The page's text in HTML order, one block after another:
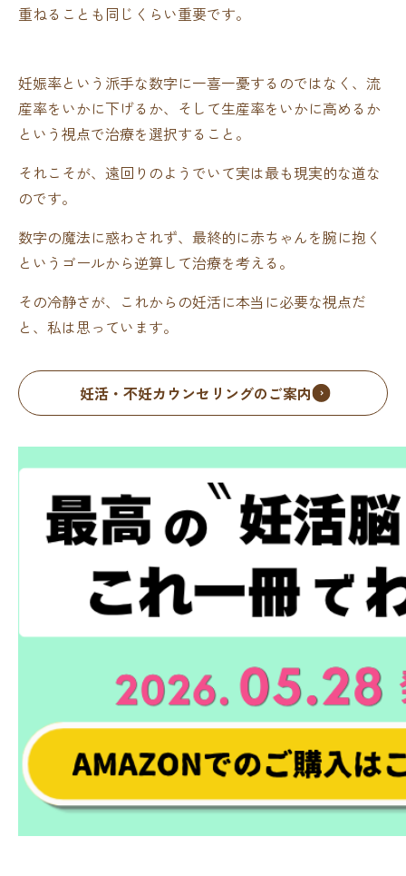
重ねることも同じくらい重要です。
妊娠率という派手な数字に一喜一憂するのではなく、流
産率をいかに下げるか、そして生産率をいかに高めるか
という視点で治療を選択すること。
それこそが、遠回りのようでいて実は最も現実的な道な
のです。
数字の魔法に惑わされず、最終的に赤ちゃんを腕に抱く
というゴールから逆算して治療を考える。
その冷静さが、これからの妊活に本当に必要な視点だ
と、私は思っています。
妊活・不妊カウンセリングのご案内